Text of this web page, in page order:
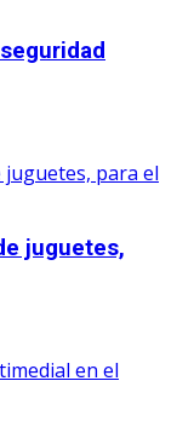
juguetes,